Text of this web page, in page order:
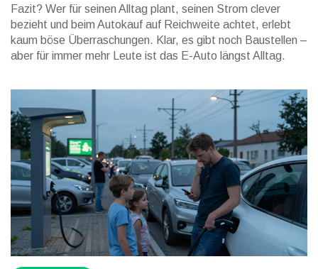
Fazit? Wer für seinen Alltag plant, seinen Strom clever
bezieht und beim Autokauf auf Reichweite achtet, erlebt
kaum böse Überraschungen. Klar, es gibt noch Baustellen –
aber für immer mehr Leute ist das E-Auto längst Alltag.